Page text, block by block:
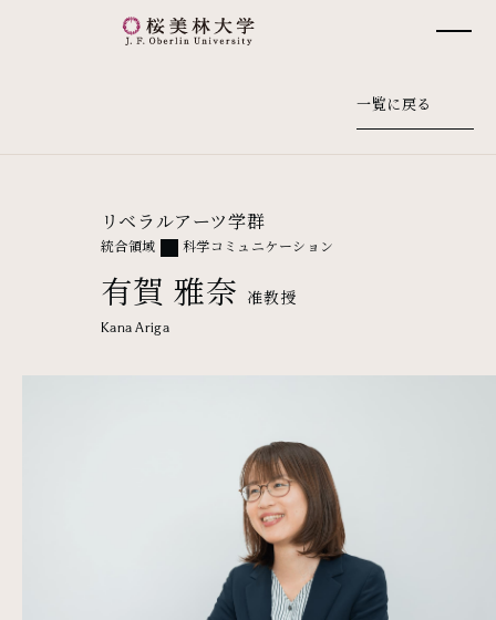
桜美林大学 トップページ
一覧に戻る
リベラルアーツ学群
統合領域 科学コミュニケーション
有賀 雅奈 准教授
Kana Ariga